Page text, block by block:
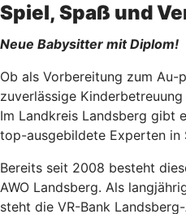
Spiel, Spaß und
Neue Babysitter mit Diplom!
Ob als Vorbereitung zum
zuverlässige
Im Landkreis Landsberg gibt
top-ausgebildete Experten in
Bereits seit 2008 besteht
AWO Landsberg. Als
steht die VR-Bank